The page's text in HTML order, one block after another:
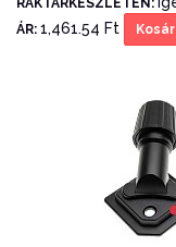
ÁR: 1,461.54 Ft